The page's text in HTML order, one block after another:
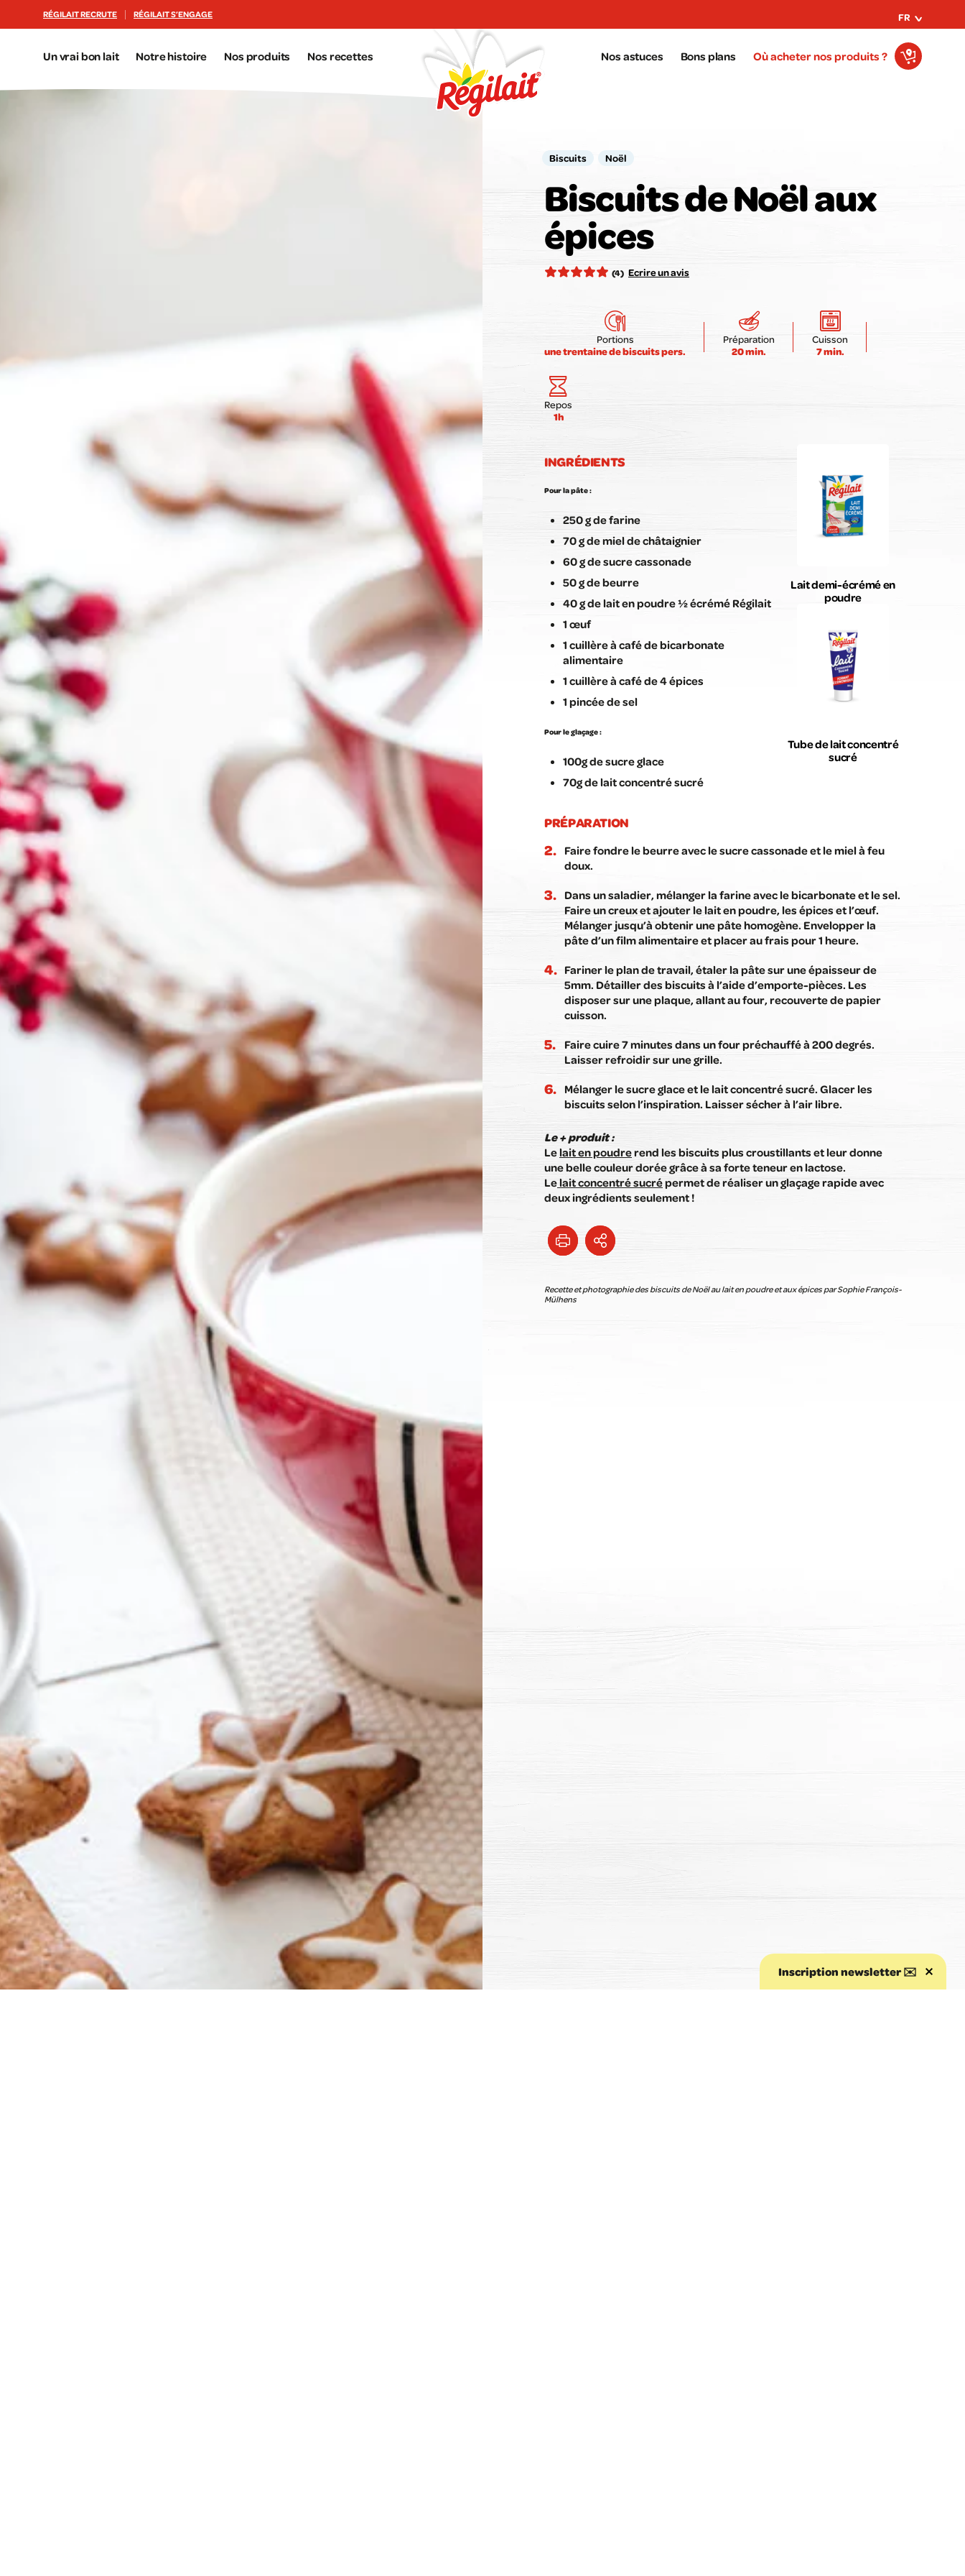
RÉGILAIT RECRUTE RÉGILAIT S’ENGAGE
Un vrai bon lait Notre histoire Nos produits Nos recettes Nos astuces Bons plans
FR
Où acheter nos produits ?
Biscuits Noël
Biscuits de Noël aux
épices
(4) Ecrire un avis
Votre avis compte pour nous !
Notez la recette ici :
Envoyer mon avis
Portions
une trentaine de biscuits pers.
Préparation
20 min.
Cuisson
7 min.
Repos
1h
INGRÉDIENTS
Pour la pâte :
250 g de farine
70 g de miel de châtaignier
60 g de sucre cassonade
50 g de beurre
40 g de lait en poudre ½ écrémé Régilait
1 œuf
1 cuillère à café de bicarbonate
alimentaire
1 cuillère à café de 4 épices
1 pincée de sel
Pour le glaçage :
100g de sucre glace
70g de lait concentré sucré
Lait demi-écrémé en
poudre
Tube de lait concentré
sucré
PRÉPARATION
Faire fondre le beurre avec le sucre cassonade et le miel à feu
doux.
Dans un saladier, mélanger la farine avec le bicarbonate et le sel.
Faire un creux et ajouter le lait en poudre, les épices et l’œuf.
Mélanger jusqu’à obtenir une pâte homogène. Envelopper la
pâte d’un film alimentaire et placer au frais pour 1 heure.
Fariner le plan de travail, étaler la pâte sur une épaisseur de
5mm. Détailler des biscuits à l’aide d’emporte-pièces. Les
disposer sur une plaque, allant au four, recouverte de papier
cuisson.
Faire cuire 7 minutes dans un four préchauffé à 200 degrés.
Laisser refroidir sur une grille.
Mélanger le sucre glace et le lait concentré sucré. Glacer les
biscuits selon l’inspiration. Laisser sécher à l’air libre.
Le + produit :
Lelait en poudrerend les biscuits plus croustillants et leur donne
une belle couleur dorée grâce à sa forte teneur en lactose.
Lelait concentré sucrépermet de réaliser un glaçage rapide avec
deux ingrédients seulement !
Recette et photographie des biscuits de Noël au lait en poudre et aux épices par Sophie François-
Mülhens
Inscription newsletter ✉️
Aller au début de la page